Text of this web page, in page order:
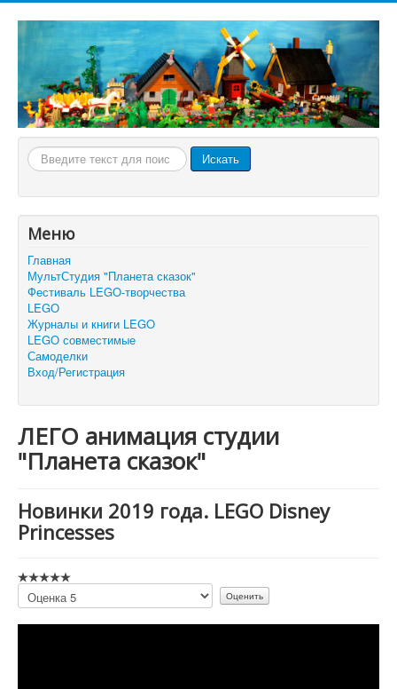
Искать... Искать
Меню
Главная
МультСтудия "Планета сказок"
Фестиваль LEGO-творчества
LEGO
Журналы и книги LEGO
LEGO совместимые
Самоделки
Вход/Регистрация
ЛЕГО анимация студии
"Планета сказок"
Новинки 2019 года. LEGO Disney
Princesses
Пожалуйста,
оцените